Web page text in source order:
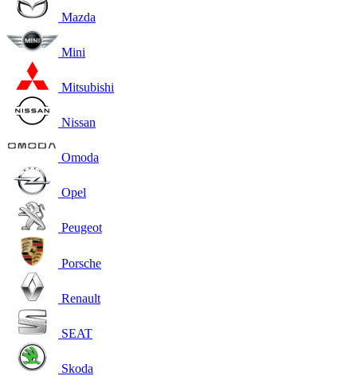
Mazda
Mini
Mitsubishi
Nissan
Omoda
Opel
Peugeot
Porsche
Renault
SEAT
Skoda